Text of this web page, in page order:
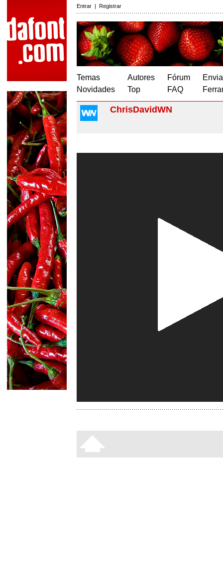
Entrar | Registrar
Temas
Novidades
Autores
Top
Fórum
FAQ
ChrisDavidWN